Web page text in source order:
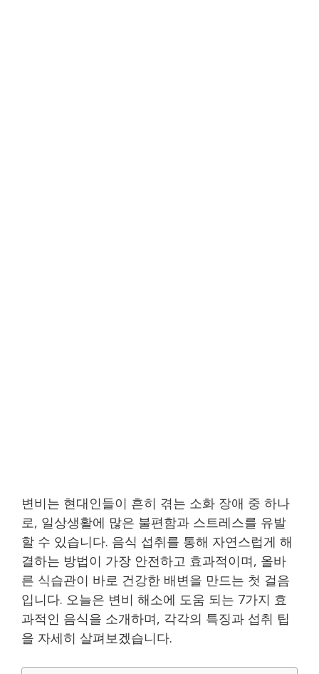
변비는 현대인들이 흔히 겪는 소화 장애 중 하나
로, 일상생활에 많은 불편함과 스트레스를 유발
할 수 있습니다. 음식 섭취를 통해 자연스럽게 해
결하는 방법이 가장 안전하고 효과적이며, 올바
른 식습관이 바로 건강한 배변을 만드는 첫 걸음
입니다. 오늘은 변비 해소에 도움 되는 7가지 효
과적인 음식을 소개하며, 각각의 특징과 섭취 팁
을 자세히 살펴보겠습니다.